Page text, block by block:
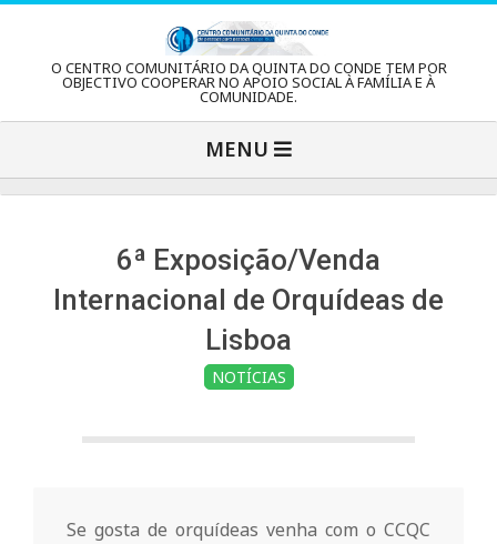
content
e
n
O CENTRO COMUNITÁRIO DA QUINTA DO CONDE TEM POR
OBJECTIVO COOPERAR NO APOIO SOCIAL À FAMÍLIA E À
COMUNIDADE.
Menu
MENU
6ª Exposição/Venda
Internacional de Orquídeas de
Lisboa
NOTÍCIAS
Se gosta de orquídeas venha com o CCQC